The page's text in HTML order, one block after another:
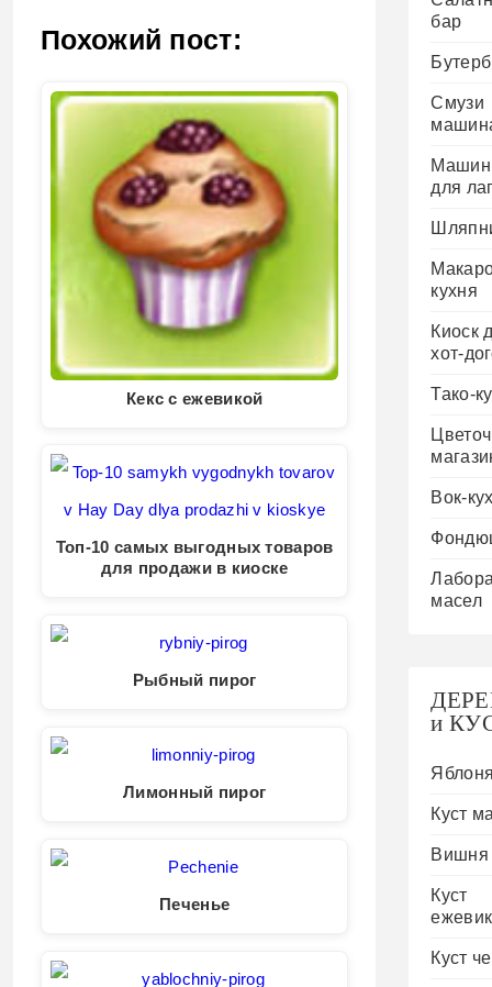
Похожий пост:
Кекс с ежевикой
Топ-10 самых выгодных товаров
для продажи в киоске
Рыбный пирог
Лимонный пирог
Печенье
бар
Смузи
для
кухня
Киоск
хот-
Тако-
Вок-
масел
и
Куст
Вишня
Куст
Куст